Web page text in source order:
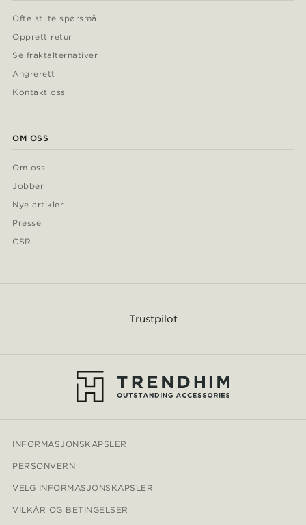
Ofte stilte spørsmål
Opprett retur
Se fraktalternativer
Angrerett
Kontakt oss
OM OSS
Om oss
Jobber
Nye artikler
Presse
CSR
Trustpilot
INFORMASJONSKAPSLER
PERSONVERN
VELG INFORMASJONSKAPSLER
VILKÅR OG BETINGELSER